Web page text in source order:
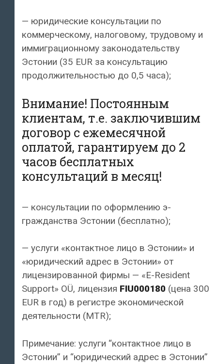
— юридические консультации по
коммерческому, налоговому, трудовому и
иммиграционному законодательству
Эстонии (35 EUR за консультацию
продолжительностью до 0,5 часа);
Внимание! Постоянным
клиентам, т.е. заключившим
договор с ежемесячной
оплатой, гарантируем до 2
часов бесплатных
консультаций в месяц!
— консультации по оформлению э-
гражданства Эстонии (бесплатно);
— услуги «контактное лицо в Эстонии» и
«юридический адрес в Эстонии» от
лицензированной фирмы — «E-Resident
Support» OÜ, лицензия FIU000180 (цена 300
EUR в год) в регистре экономической
деятельности (MTR);
Примечание: услуги “контактное лицо в
Эстонии” и “юридический адрес в Эстонии”